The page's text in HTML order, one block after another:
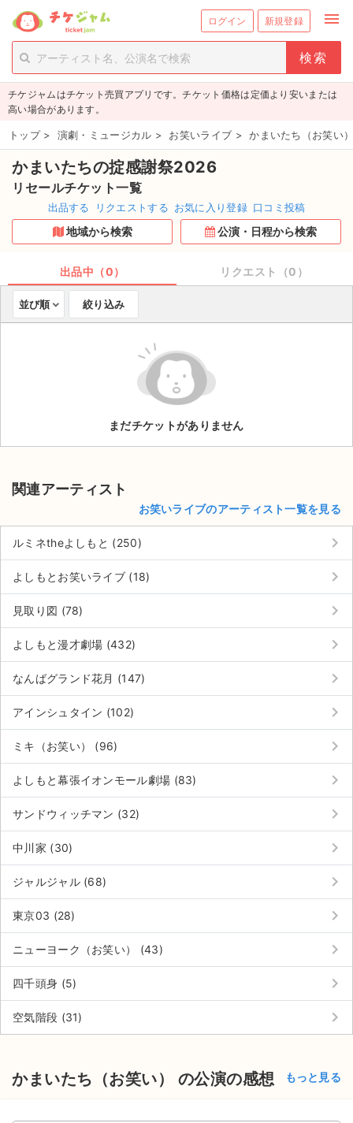
ログイン 新規登録 menu
person_add 新規会員登録
チケットを探す
新着チケット
値下げしたチケット
都道府県からチケットを探す
もうすぐ開催のチケット
チケットのリクエスト一覧
取扱チケット
ライブ・コンサート（国内）
ライブ・コンサート（海外）
スポーツ
演劇・ミュージカル
ご利用ガイド
ご利用ガイド
手数料・お支払い方法
AIに質問する
よくある質問
お知らせ
サイト情報
チケジャムはチケット売買アプリです。チケット価格は定価より安いまたは
高い場合があります。
トップ > 演劇・ミュージカル > お笑いライブ > かまいたち（お笑い
かまいたちの掟感謝祭2026
リセールチケット一覧
出品する リクエストする お気に入り登録 口コミ投稿
地域から検索 公演・日程から検索
出品中（0） リクエスト（0）
並び順 絞り込み
まだチケットがありません
関連アーティスト
お笑いライブのアーティスト一覧を見る
ルミネtheよしもと (250) keyboard_arrow_right
よしもとお笑いライブ (18) keyboard_arrow_right
見取り図 (78) keyboard_arrow_right
よしもと漫才劇場 (432) keyboard_arrow_right
なんばグランド花月 (147) keyboard_arrow_right
アインシュタイン (102) keyboard_arrow_right
ミキ（お笑い） (96) keyboard_arrow_right
よしもと幕張イオンモール劇場 (83) keyboard_arrow_right
サンドウィッチマン (32) keyboard_arrow_right
中川家 (30) keyboard_arrow_right
ジャルジャル (68) keyboard_arrow_right
東京03 (28) keyboard_arrow_right
ニューヨーク（お笑い） (43) keyboard_arrow_right
四千頭身 (5) keyboard_arrow_right
空気階段 (31) keyboard_arrow_right
かまいたち（お笑い） の公演の感想 もっと見る